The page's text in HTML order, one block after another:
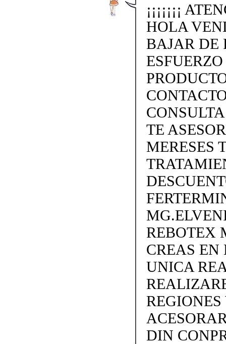
¡¡¡¡¡¡¡
HOLA
BAJAR DE
TE
MERESES
REBOTEX
CREAS EN
UNICA
REGIONES
DIN